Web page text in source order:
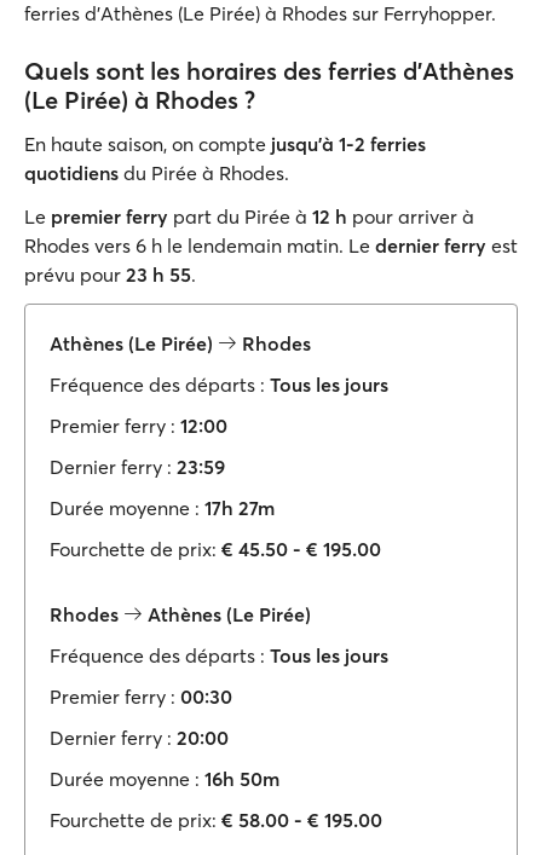
ferries d'Athènes (Le Pirée) à Rhodes sur Ferryhopper.
Quels sont les horaires des ferries d'Athènes
(Le Pirée) à Rhodes ?
En haute saison, on compte jusqu'à 1-2 ferries
quotidiens du Pirée à Rhodes.
Le premier ferry part du Pirée à 12 h pour arriver à
Rhodes vers 6 h le lendemain matin. Le dernier ferry est
prévu pour 23 h 55.
Athènes (Le Pirée)
Rhodes
Fréquence des départs : Tous les jours
Premier ferry : 12:00
Dernier ferry : 23:59
Durée moyenne : 17h 27m
Fourchette de prix: € 45.50 - € 195.00
Rhodes
Athènes (Le Pirée)
Fréquence des départs : Tous les jours
Premier ferry : 00:30
Dernier ferry : 20:00
Durée moyenne : 16h 50m
Fourchette de prix: € 58.00 - € 195.00